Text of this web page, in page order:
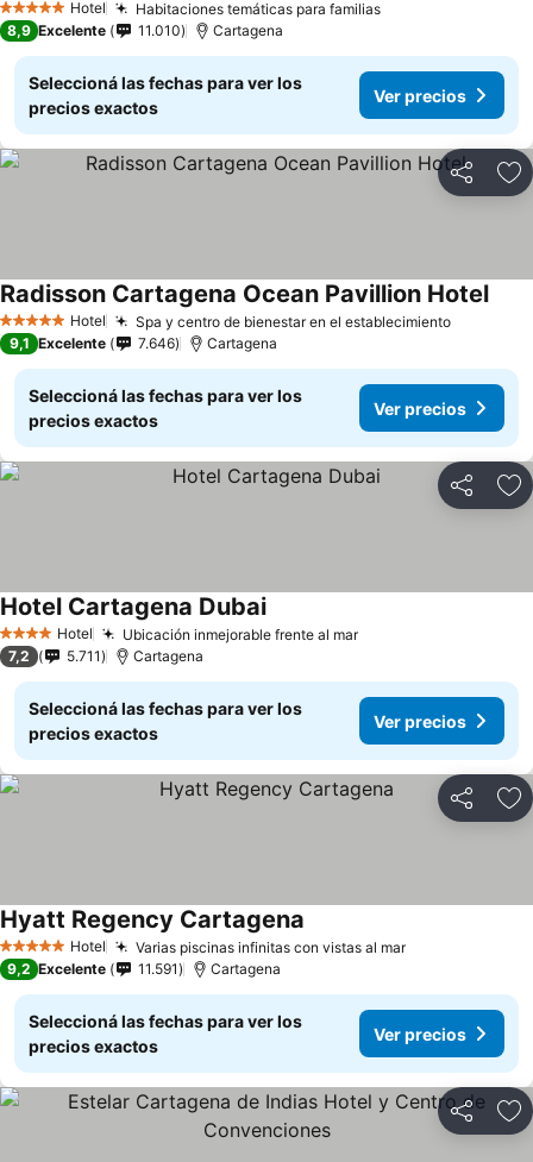
5 Estrellas Hotel Habitaciones temáticas para familias
8,9 Excelente 11.010 Cartagena
Seleccioná las fechas para ver los
precios exactos
Ver precios
Compartir
5 Estrellas Hotel Spa y centro de bienestar en el establecimiento
Radisson Cartagena Ocean Pavillion Hotel
9,1 Excelente 7.646 Cartagena
Seleccioná las fechas para ver los
precios exactos
Ver precios
Compartir
4 EstrellasHotel Ubicación inmejorable frente al mar
Hotel Cartagena Dubai
7,2 5.711 Cartagena
Seleccioná las fechas para ver los
precios exactos
Ver precios
Compartir
5 Estrellas Hotel Varias piscinas infinitas con vistas al mar
Hyatt Regency Cartagena
9,2 Excelente 11.591 Cartagena
Seleccioná las fechas para ver los
precios exactos
Ver precios
Compartir